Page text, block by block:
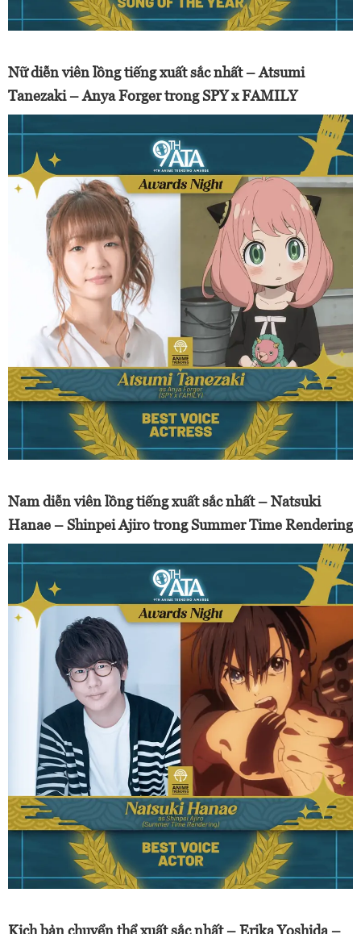
Nữ diễn viên lồng tiếng xuất sắc nhất – Atsumi
Tanezaki – Anya Forger trong SPY x FAMILY
Nam diễn viên lồng tiếng xuất sắc nhất – Natsuki
Hanae – Shinpei Ajiro trong Summer Time Rendering
Kịch bản chuyển thể xuất sắc nhất – Erika Yoshida –